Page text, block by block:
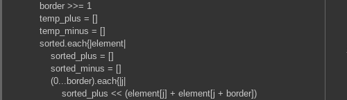
border >>= 1
temp_plus = []
temp_minus = []
sorted.each{|element|
sorted_plus = []
sorted_minus = []
(0...border).each{|j|
sorted_plus << (element[j] + element[j + border])